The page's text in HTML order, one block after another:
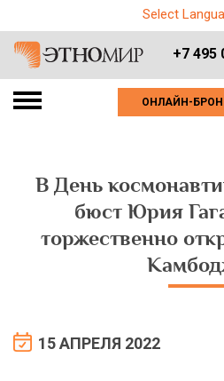
Select
+7 495
ОНЛАЙН-
В День
бюст Юрия
торжественно
15 АПРЕЛЯ 2022